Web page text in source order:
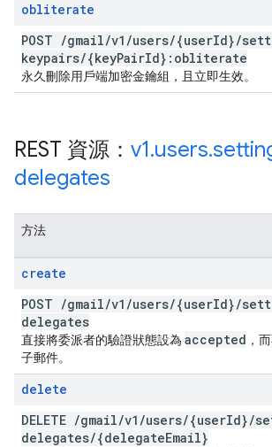
obliterate
POST /gmail/v1 /users/{userId}/
keypairs/{keyPairId}:obliterate
永久刪除用戶端加密金鑰組，且立即生效。
REST 資源： v1.users.
delegates
方法
create
POST /gmail/v1 /users/{userId}/
delegates
直接將委派者的驗證狀態設為 accepted ，
子郵件。
delete
DELETE /gmail/v1 /users/{userId}/
delegates/{delegateEmail}